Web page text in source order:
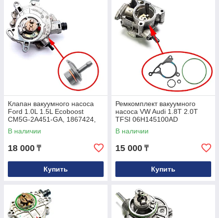
Клапан вакуумного насоса
Ford 1.0L 1.5L Ecoboost
CM5G-2A451-GA, 1867424,
1765939
В наличии
18 000 ₸
Купить
Ремкомплект вакуумного
насоса VW Audi 1.8T 2.0T
TFSI 06H145100AD
В наличии
15 000 ₸
Купить